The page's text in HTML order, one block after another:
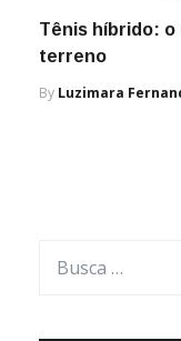
Tênis híbrido: o
terreno
By Luzimara